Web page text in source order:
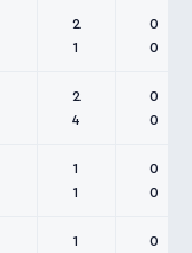
2
1
0
0
2
4
0
0
1
1
0
0
1
0